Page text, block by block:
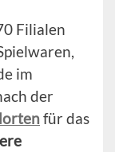
Filialen
im
der
für das